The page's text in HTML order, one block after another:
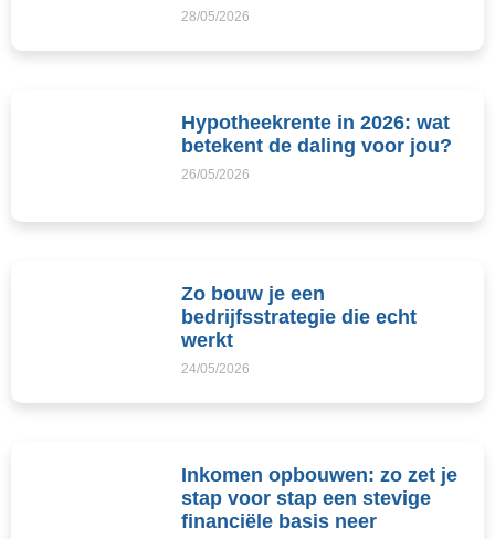
28/05/2026
Hypotheekrente in 2026: wat
betekent de daling voor jou?
26/05/2026
Zo bouw je een
bedrijfsstrategie die echt
werkt
24/05/2026
Inkomen opbouwen: zo zet je
stap voor stap een stevige
financiële basis neer